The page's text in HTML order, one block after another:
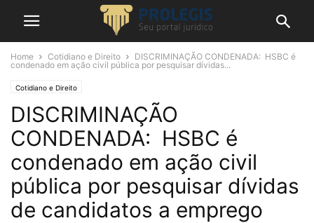
Home Cotidiano e Direito
DISCRIMINAÇÃO CONDENADA: HSBC é
condenado em ação civil pública por pesquisar dívidas...
Cotidiano e Direito
DISCRIMINAÇÃO
CONDENADA: HSBC é
condenado em ação civil
pública por pesquisar dívidas
de candidatos a emprego